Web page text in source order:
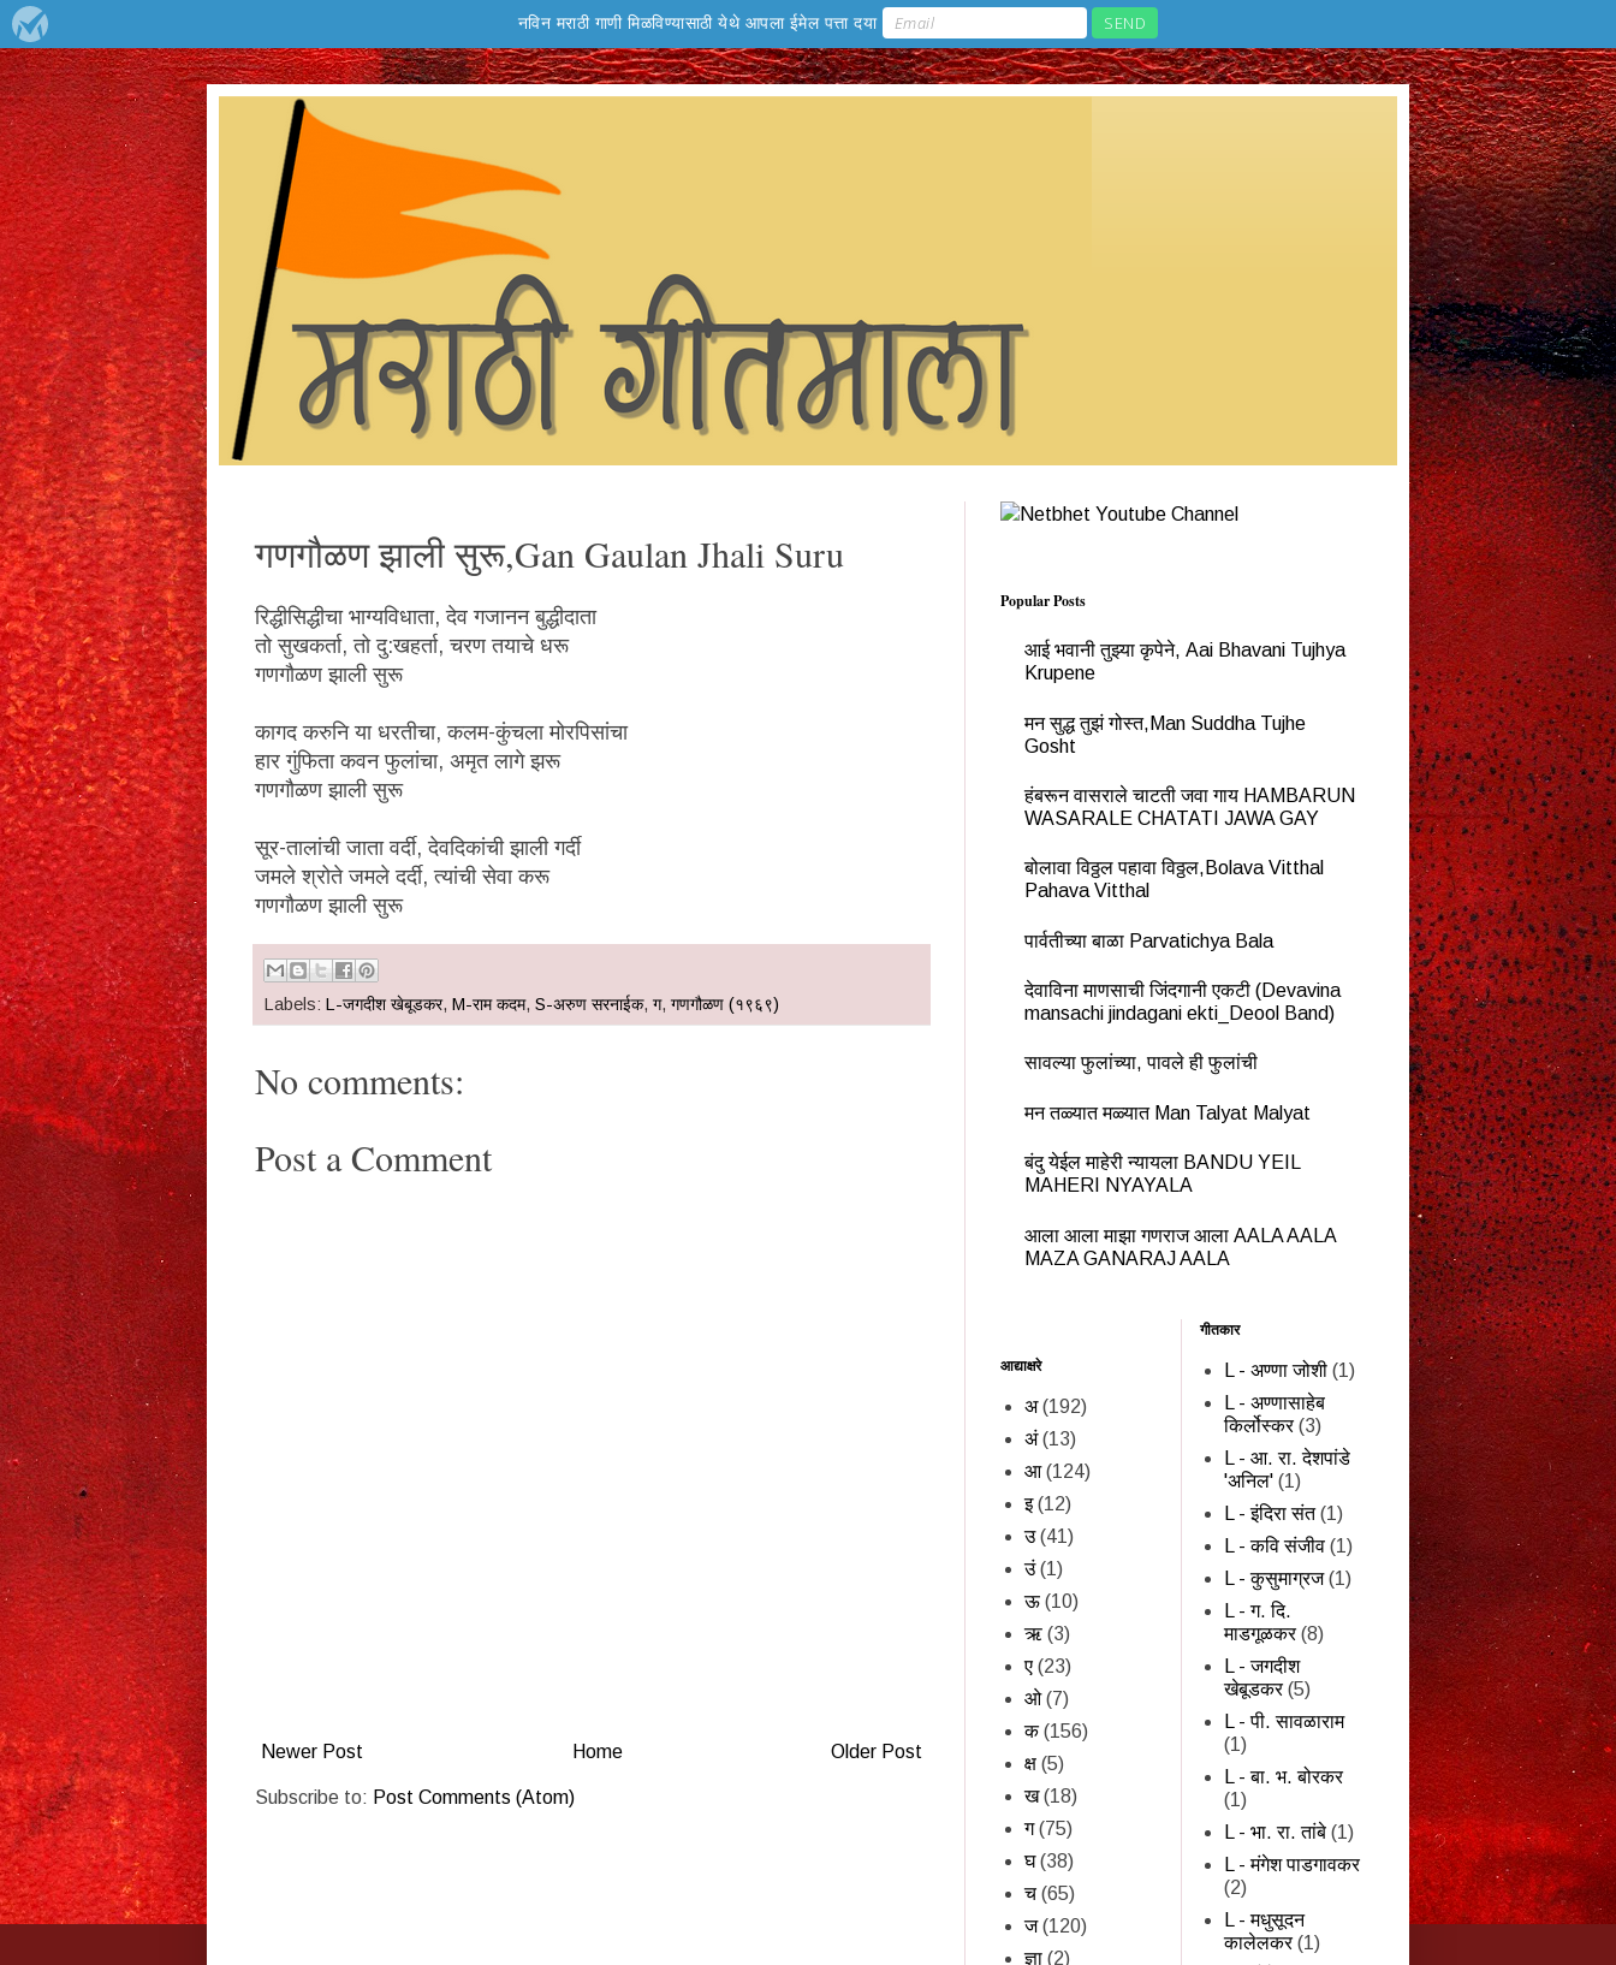
गणगौळण झाली सुरू,Gan Gaulan Jhali Suru
रिद्धीसिद्धीचा भाग्यविधाता, देव गजानन बुद्धीदाता
तो सुखकर्ता, तो दु:खहर्ता, चरण तयाचे धरू
गणगौळण झाली सुरू
कागद करुनि या धरतीचा, कलम-कुंचला मोरपिसांचा
हार गुंफिता कवन फुलांचा, अमृत लागे झरू
गणगौळण झाली सुरू
सूर-तालांची जाता वर्दी, देवदिकांची झाली गर्दी
जमले श्रोते जमले दर्दी, त्यांची सेवा करू
गणगौळण झाली सुरू
Labels: L-जगदीश खेबूडकर, M-राम कदम, S-अरुण सरनाईक, ग, गणगौळण (१९६९)
No comments:
Post a Comment
Newer Post Older Post
Home
Subscribe to: Post Comments (Atom)
Popular Posts
आई भवानी तुझ्या कृपेने, Aai Bhavani Tujhya
Krupene
मन सुद्ध तुझं गोस्त,Man Suddha Tujhe
Gosht
हंबरून वासराले चाटती जवा गाय HAMBARUN
WASARALE CHATATI JAWA GAY
बोलावा विठ्ठल पहावा विठ्ठल,Bolava Vitthal
Pahava Vitthal
पार्वतीच्या बाळा Parvatichya Bala
देवाविना माणसाची जिंदगानी एकटी (Devavina
mansachi jindagani ekti_Deool Band)
सावल्या फुलांच्या, पावले ही फुलांची
मन तळ्यात मळ्यात Man Talyat Malyat
बंदु येईल माहेरी न्यायला BANDU YEIL
MAHERI NYAYALA
आला आला माझा गणराज आला AALA AALA
MAZA GANARAJ AALA
आद्याक्षरे
अ (192)
अं (13)
आ (124)
इ (12)
उ (41)
उं (1)
ऊ (10)
ऋ (3)
ए (23)
ओ (7)
क (156)
क्ष (5)
ख (18)
ग (75)
घ (38)
च (65)
ज (120)
ज्ञा (2)
गीतकार
L - अण्णा जोशी (1)
L - अण्णासाहेब
किर्लोस्कर (3)
L - आ. रा. देशपांडे
'अनिल' (1)
L - इंदिरा संत (1)
L - कवि संजीव (1)
L - कुसुमाग्रज (1)
L - ग. दि.
माडगूळकर (8)
L - जगदीश
खेबूडकर (5)
L - पी. सावळाराम
(1)
L - बा. भ. बोरकर
(1)
L - भा. रा. तांबे (1)
L - मंगेश पाडगावकर
(2)
L - मधुसूदन
कालेलकर (1)